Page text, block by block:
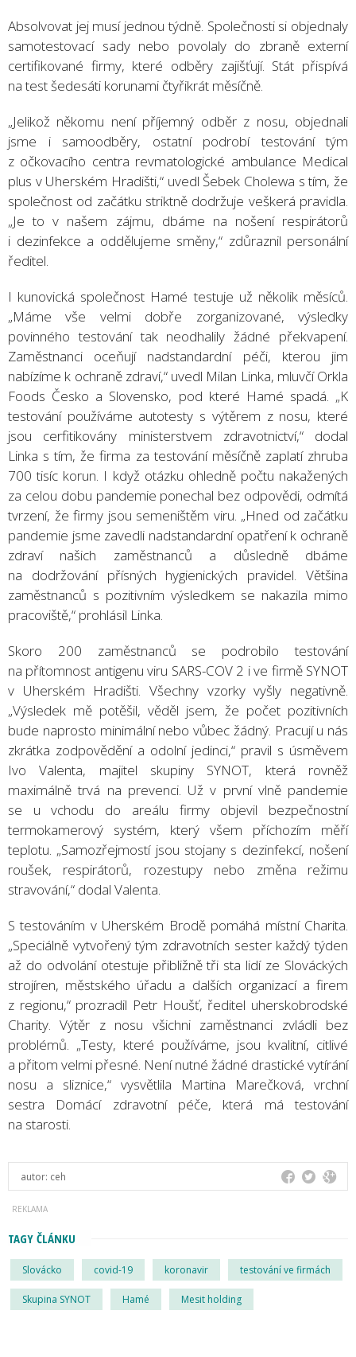
Absolvovat jej musí jednou týdně. Společnosti si objednaly
samotestovací sady nebo povolaly do zbraně externí
certifikované firmy, které odběry zajišťují. Stát přispívá
na test šedesáti korunami čtyřikrát měsíčně.
„Jelikož někomu není příjemný odběr z nosu, objednali
jsme i samoodběry, ostatní podrobí testování tým
z očkovacího centra revmatologické ambulance Medical
plus v Uherském Hradišti,“ uvedl Šebek Cholewa s tím, že
společnost od začátku striktně dodržuje veškerá pravidla.
„Je to v našem zájmu, dbáme na nošení respirátorů
i dezinfekce a oddělujeme směny,“ zdůraznil personální
ředitel.
I kunovická společnost Hamé testuje už několik měsíců.
„Máme vše velmi dobře zorganizované, výsledky
povinného testování tak neodhalily žádné překvapení.
Zaměstnanci oceňují nadstandardní péči, kterou jim
nabízíme k ochraně zdraví,“ uvedl Milan Linka, mluvčí Orkla
Foods Česko a Slovensko, pod které Hamé spadá. „K
testování používáme autotesty s výtěrem z nosu, které
jsou cerfitikovány ministerstvem zdravotnictví,“ dodal
Linka s tím, že firma za testování měsíčně zaplatí zhruba
700 tisíc korun. I když otázku ohledně počtu nakažených
za celou dobu pandemie ponechal bez odpovědi, odmítá
tvrzení, že firmy jsou semeništěm viru. „Hned od začátku
pandemie jsme zavedli nadstandardní opatření k ochraně
zdraví našich zaměstnanců a důsledně dbáme
na dodržování přísných hygienických pravidel. Většina
zaměstnanců s pozitivním výsledkem se nakazila mimo
pracoviště,“ prohlásil Linka.
Skoro 200 zaměstnanců se podrobilo testování
na přítomnost antigenu viru SARS-COV 2 i ve firmě SYNOT
v Uherském Hradišti. Všechny vzorky vyšly negativně.
„Výsledek mě potěšil, věděl jsem, že počet pozitivních
bude naprosto minimální nebo vůbec žádný. Pracují u nás
zkrátka zodpovědění a odolní jedinci,“ pravil s úsměvem
Ivo Valenta, majitel skupiny SYNOT, která rovněž
maximálně trvá na prevenci. Už v první vlně pandemie
se u vchodu do areálu firmy objevil bezpečnostní
termokamerový systém, který všem příchozím měří
teplotu. „Samozřejmostí jsou stojany s dezinfekcí, nošení
roušek, respirátorů, rozestupy nebo změna režimu
stravování,“ dodal Valenta.
S testováním v Uherském Brodě pomáhá místní Charita.
„Speciálně vytvořený tým zdravotních sester každý týden
až do odvolání otestuje přibližně tři sta lidí ze Slováckých
strojíren, městského úřadu a dalších organizací a firem
z regionu,“ prozradil Petr Houšť, ředitel uherskobrodské
Charity. Výtěr z nosu všichni zaměstnanci zvládli bez
problémů. „Testy, které používáme, jsou kvalitní, citlivé
a přitom velmi přesné. Není nutné žádné drastické vytírání
nosu a sliznice,“ vysvětlila Martina Marečková, vrchní
sestra Domácí zdravotní péče, která má testování
na starosti.
autor: ceh
TAGY ČLÁNKU
Slovácko covid-19 koronavir testování ve firmách
Skupina SYNOT Hamé Mesit holding